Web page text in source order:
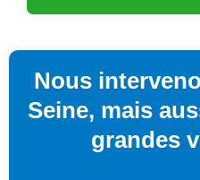
Nous
Seine, mais
grandes